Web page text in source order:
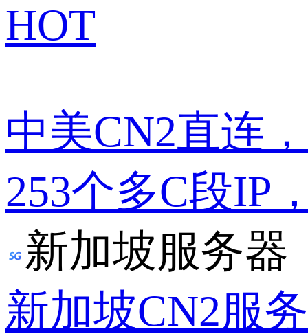
HOT
中美CN2直连
253个多C段IP
新加坡服务器
新加坡CN2服